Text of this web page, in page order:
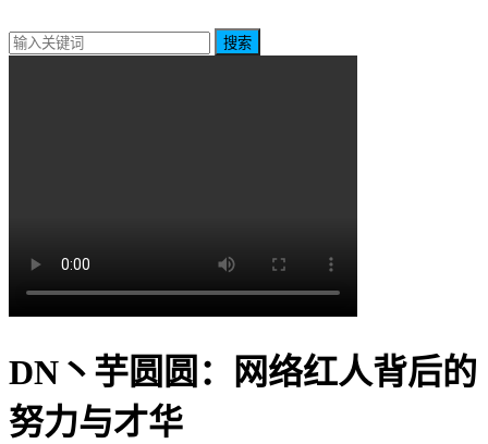
搜索
DN丶芋圆圆：网络红人背后的
努力与才华